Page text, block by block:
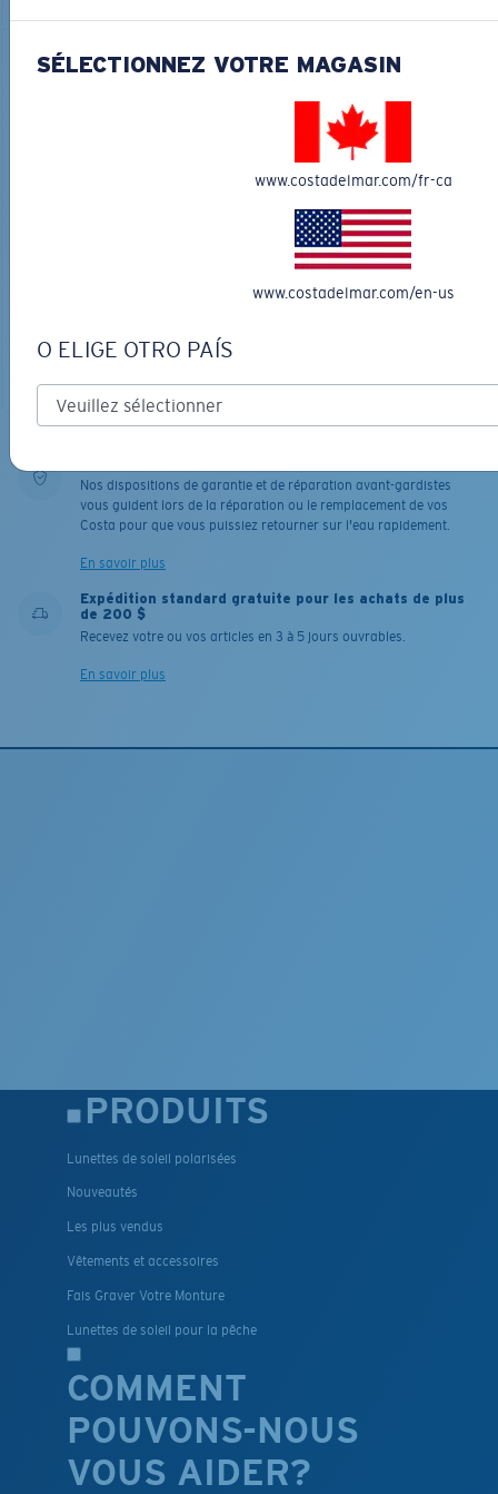
PANIER
RINCON II
336,00 $
Nos dispositions de garantie et de réparation avant-gardistes
vous guident lors de la réparation ou le remplacement de vos
Costa pour que vous puissiez retourner sur l'eau rapidement.
En savoir plus
Expédition standard gratuite pour les achats de plus
de 200 $
Recevez votre ou vos articles en 3 à 5 jours ouvrables.
En savoir plus
PRODUITS
Lunettes de soleil polarisées
Nouveautés
Les plus vendus
Vêtements et accessoires
Fais Graver Votre Monture
Lunettes de soleil pour la pêche
COMMENT
POUVONS-NOUS
VOUS AIDER?
SÉLECTIONNEZ VOTRE MAGASIN
www.costadelmar.com/fr-ca
www.costadelmar.com/en-us
O ELIGE OTRO PAÍS